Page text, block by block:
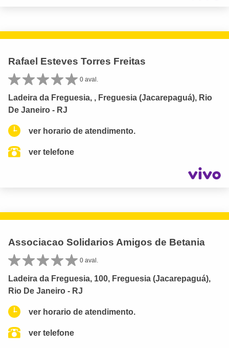
Rafael Esteves Torres Freitas
0 aval.
Ladeira da Freguesia, , Freguesia (Jacarepaguá), Rio
De Janeiro - RJ
ver horario de atendimento.
ver telefone
Associacao Solidarios Amigos de Betania
0 aval.
Ladeira da Freguesia, 100, Freguesia (Jacarepaguá),
Rio De Janeiro - RJ
ver horario de atendimento.
ver telefone